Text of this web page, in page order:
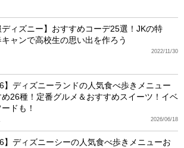
ディズニー】おすすめコーデ25選！JKの特
ャンで高校生の思い出を作ろう
2022/11/30
】ディズニーランドの人気食べ歩きメニュー
め26種！定番グルメ＆おすすめスイーツ！イベ
ドも！
2026/06/18
】ディズニーシーの人気食べ歩きメニューお